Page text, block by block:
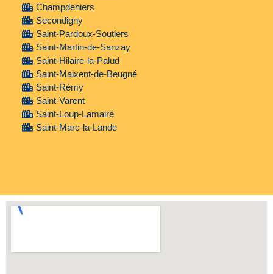
Champdeniers
Secondigny
Saint-Pardoux-Soutiers
Saint-Martin-de-Sanzay
Saint-Hilaire-la-Palud
Saint-Maixent-de-Beugné
Saint-Rémy
Saint-Varent
Saint-Loup-Lamairé
Saint-Marc-la-Lande